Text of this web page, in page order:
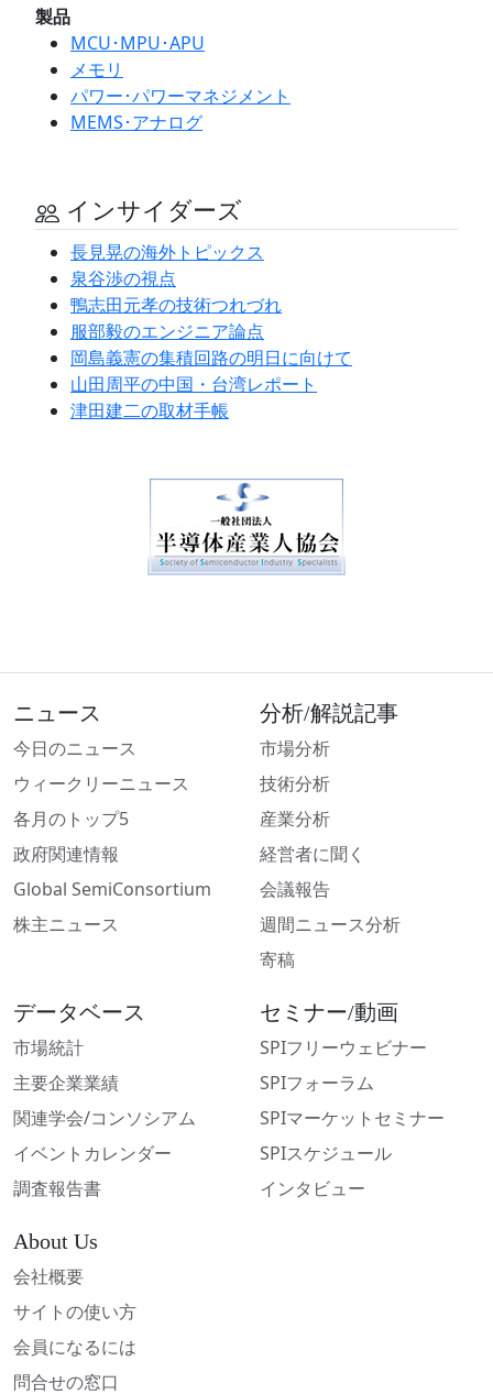
製品
MCU･MPU･APU
メモリ
パワー･パワーマネジメント
MEMS･アナログ
インサイダーズ
長見晃の海外トピックス
泉谷渉の視点
鴨志田元孝の技術つれづれ
服部毅のエンジニア論点
岡島義憲の集積回路の明日に向けて
山田周平の中国・台湾レポート
津田建二の取材手帳
ニュース
今日のニュース
ウィークリーニュース
各月のトップ5
政府関連情報
Global SemiConsortium
株主ニュース
分析/解説記事
市場分析
技術分析
産業分析
経営者に聞く
会議報告
週間ニュース分析
寄稿
データベース
市場統計
主要企業業績
関連学会/コンソシアム
イベントカレンダー
調査報告書
セミナー/動画
SPIフリーウェビナー
SPIフォーラム
SPIマーケットセミナー
SPIスケジュール
インタビュー
About Us
会社概要
サイトの使い方
会員になるには
問合せの窓口